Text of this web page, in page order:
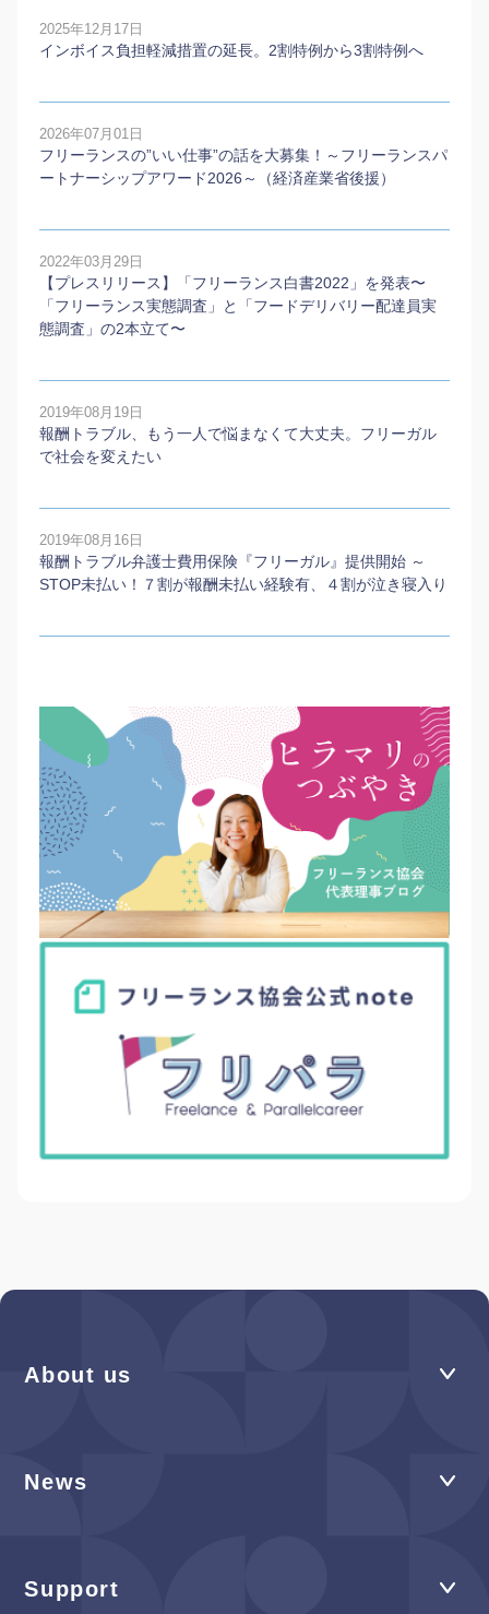
2025年12月17日
インボイス負担軽減措置の延長。2割特例から3割特例へ
2026年07月01日
フリーランスの”いい仕事”の話を大募集！～フリーランスパ
ートナーシップアワード2026～（経済産業省後援）
2022年03月29日
【プレスリリース】「フリーランス白書2022」を発表〜
「フリーランス実態調査」と「フードデリバリー配達員実
態調査」の2本⽴て〜
2019年08月19日
報酬トラブル、もう一人で悩まなくて大丈夫。フリーガル
で社会を変えたい
2019年08月16日
報酬トラブル弁護士費用保険『フリーガル』提供開始 ～
STOP未払い！７割が報酬未払い経験有、４割が泣き寝入り
About us
News
Support